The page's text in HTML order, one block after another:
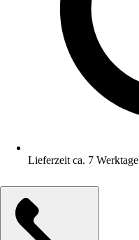
Lieferzeit ca. 7 Werktage